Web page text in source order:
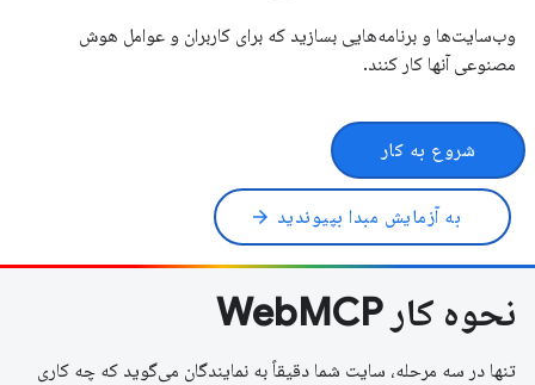
وب‌سایت‌ها و برنامه‌هایی بسازید که برای کاربران و عوامل هوش
مصنوعی آنها کار کنند.
شروع به کار
به آزمایش مبدا بپیوندید arrow_forward
نحوه کار WebMCP
تنها در سه مرحله، سایت شما دقیقاً به نمایندگان می‌گوید که چه کاری